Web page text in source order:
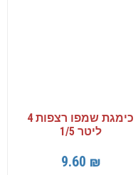
כימגת שמפו רצפות 4
ליטר 1/5
9.60 ₪